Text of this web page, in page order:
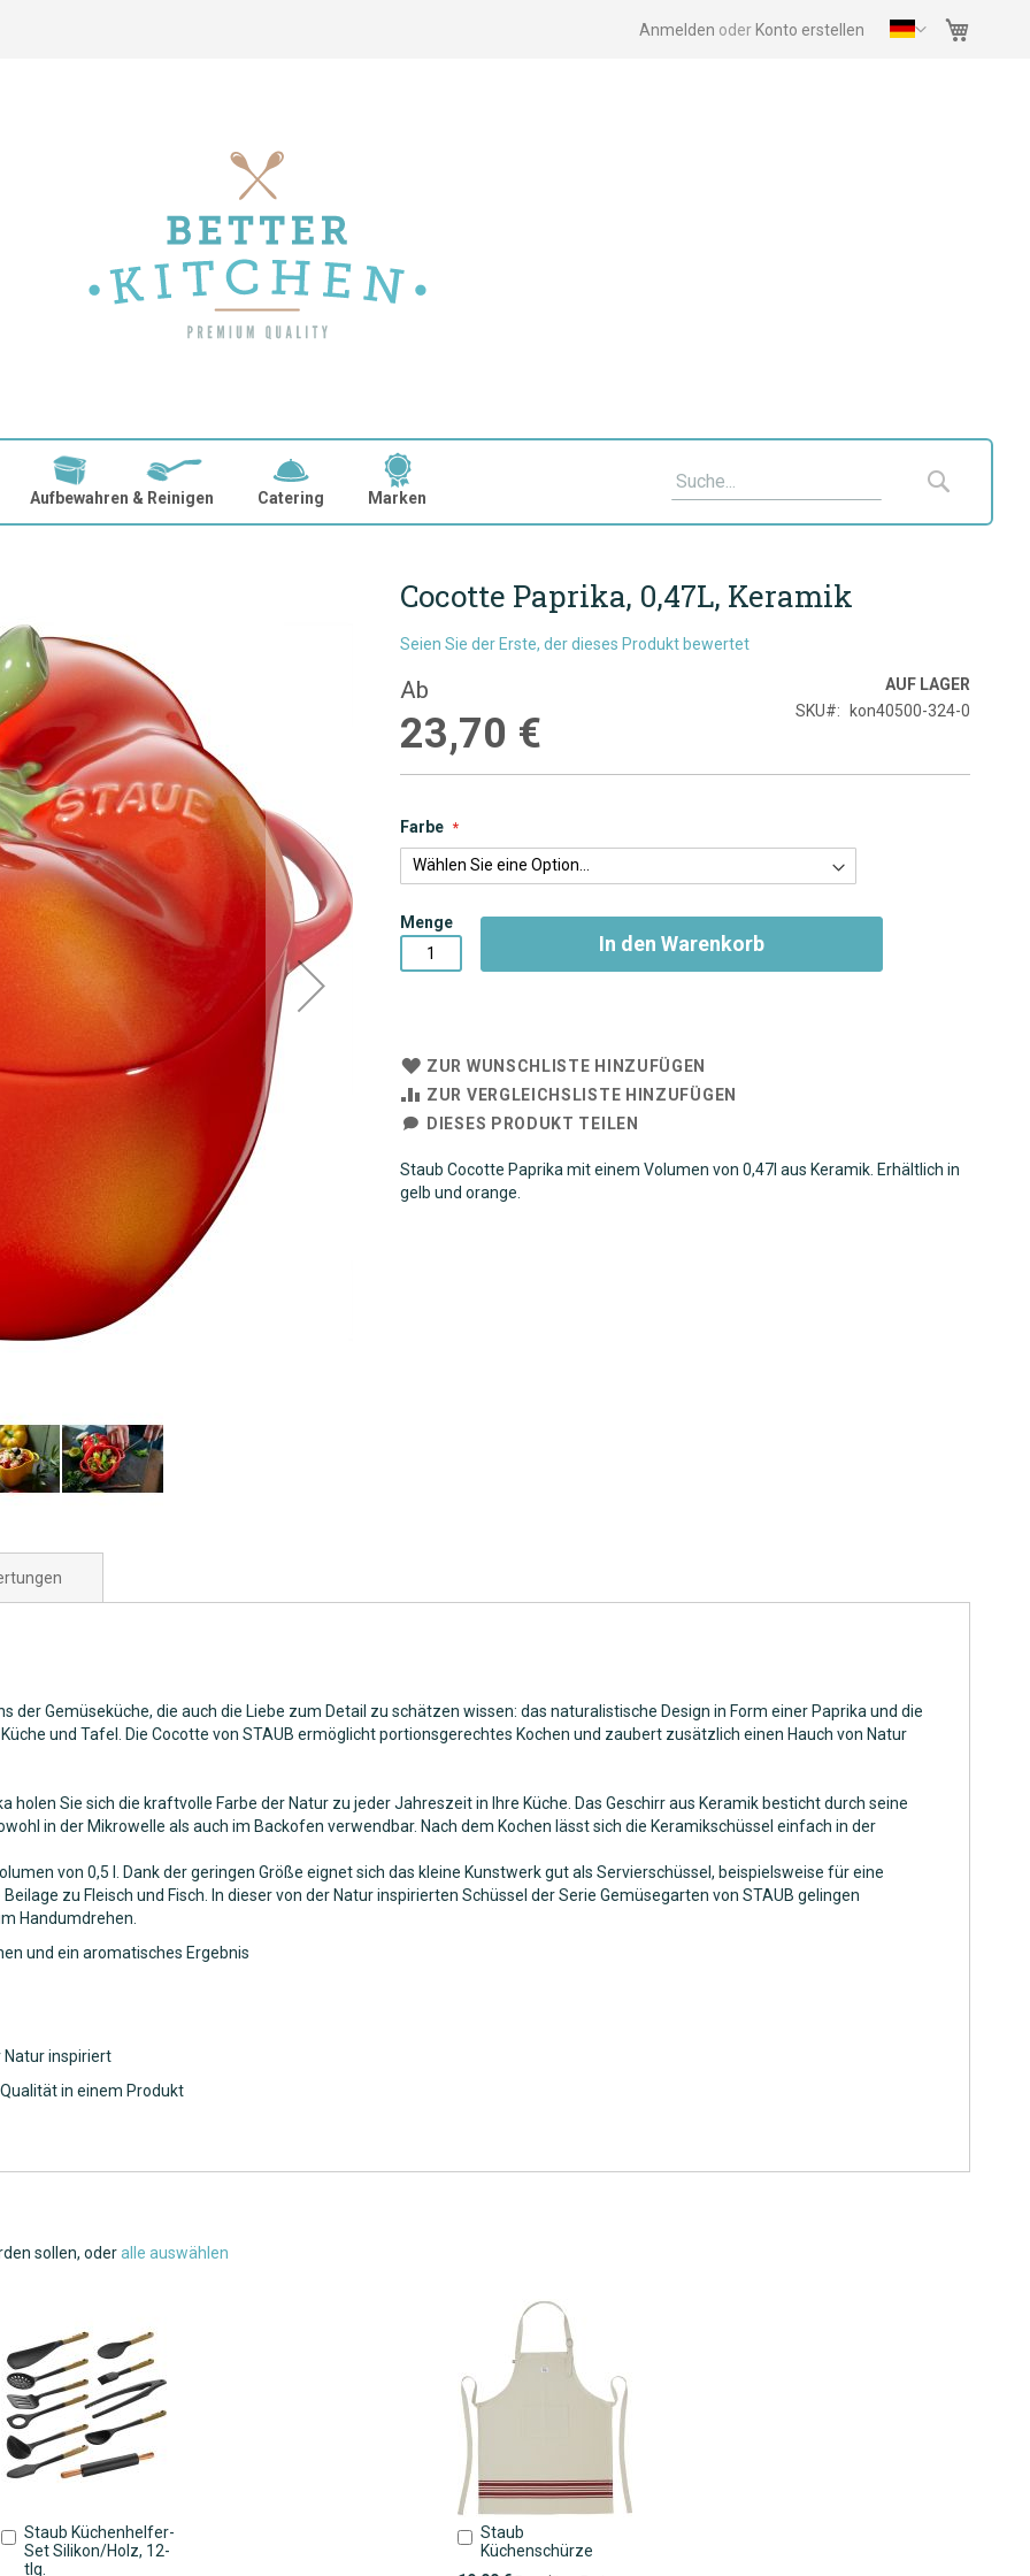
Anmelden Konto erstellen
Aufbewahren & Reinigen Catering Marken Suche
Cocotte Paprika, 0,47L, Keramik
Seien Sie der Erste, der dieses Produkt bewertet
Ab
23,70 €
AUF LAGER
SKU
kon40500-324-0
Farbe
Menge
In den Warenkorb
ZUR WUNSCHLISTE HINZUFÜGEN
ZUR VERGLEICHSLISTE HINZUFÜGEN
DIESES PRODUKT TEILEN
Staub Cocotte Paprika mit einem Volumen von 0,47l aus Keramik. Erhältlich in
gelb und orange.
der Gemüseküche, die auch die Liebe zum Detail zu schätzen wissen: das naturalistische Design in Form einer Paprika und die
und Tafel. Die Cocotte von STAUB ermöglicht portionsgerechtes Kochen und zaubert zusätzlich einen Hauch von Natur
holen Sie sich die kraftvolle Farbe der Natur zu jeder Jahreszeit in Ihre Küche. Das Geschirr aus Keramik besticht durch seine
in der Mikrowelle als auch im Backofen verwendbar. Nach dem Kochen lässt sich die Keramikschüssel einfach in der
von 0,5 l. Dank der geringen Größe eignet sich das kleine Kunstwerk gut als Servierschüssel, beispielsweise für eine
zu Fleisch und Fisch. In dieser von der Natur inspirierten Schüssel der Serie Gemüsegarten von STAUB gelingen
Handumdrehen.
und ein aromatisches Ergebnis
Natur inspiriert
in einem Produkt
sollen, oderalle auswählen
Staub Küchenhelfer-
Set Silikon/Holz, 12-
tlg.
In
den
Warenkorb
Staub
Küchenschürze
In
den
Warenkorb